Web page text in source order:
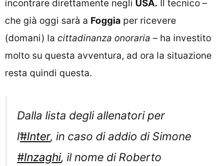
incontrare direttamente negli USA. Il tecnico –
che già oggi sarà a Foggia per ricevere
(domani) la cittadinanza onoraria – ha investito
molto su questa avventura, ad ora la situazione
resta quindi questa.
Dalla lista degli allenatori per
l’#Inter, in caso di addio di Simone
#Inzaghi, il nome di Roberto